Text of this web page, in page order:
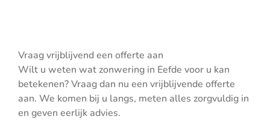
Vraag vrijblijvend een offerte aan
Wilt u weten wat zonwering in Eefde voor u kan
betekenen? Vraag dan nu een vrijblijvende offerte
aan. We komen bij u langs, meten alles zorgvuldig in
en geven eerlijk advies.